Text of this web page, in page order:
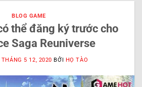
BLOG GAME
thể đăng ký trước cho
Saga Reuniverse
THÁNG 5 12, 2020 BỞI HỌ TÀO